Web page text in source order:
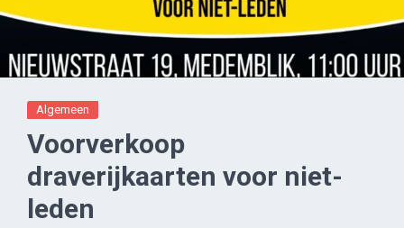
Algemeen
Voorverkoop
draverijkaarten voor niet-
leden